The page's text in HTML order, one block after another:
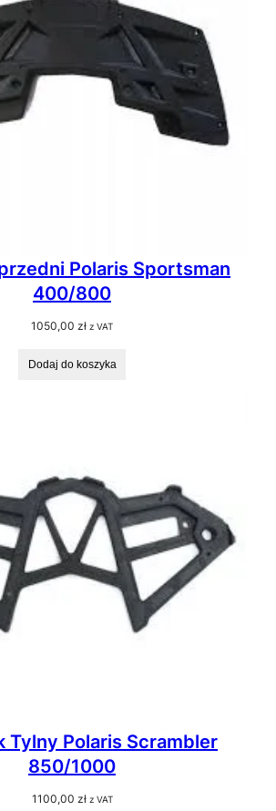
Polaris Sportsman
400/800
1050,00 zł z VAT
Dodaj do koszyka
Tylny Polaris Scrambler
850/1000
1100,00 zł z VAT